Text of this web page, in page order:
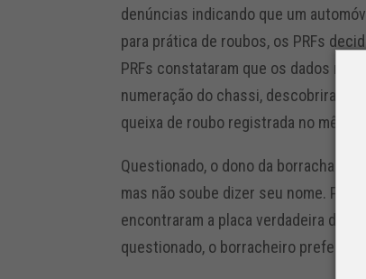
denúncias indicando que um
para prática de roubos, os PRFs
PRFs constataram que os dados não
numeração do chassi, descobriram
queixa de roubo registrada no mês
Questionado, o dono da borracharia,
mas não soube dizer seu nome.
encontraram a placa verdadeira do
questionado, o borracheiro preferiu